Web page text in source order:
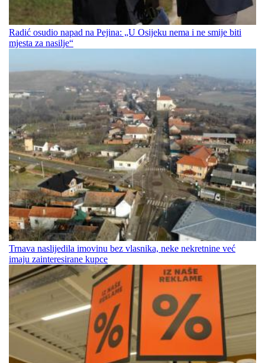
Radić osudio napad na Pejina: „U Osijeku nema i ne smije biti
mjesta za nasilje“
Trnava naslijedila imovinu bez vlasnika, neke nekretnine već
imaju zainteresirane kupce